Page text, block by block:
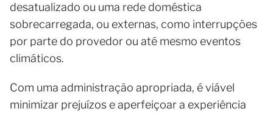
desatualizado ou uma rede doméstica
sobrecarregada, ou externas, como interrupções
por parte do provedor ou até mesmo eventos
climáticos.
Com uma administração apropriada, é viável
minimizar prejuízos e aperfeiçoar a experiência